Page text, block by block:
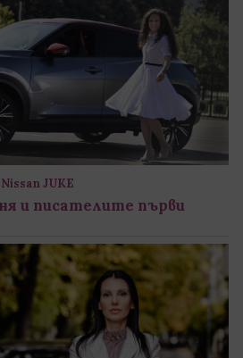
JUKE
и писателите първи